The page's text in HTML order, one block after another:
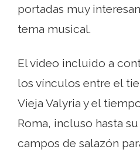
portadas muy
tema musical.
El video incluido a
los vínculos entre el
Vieja Valyria y el
Roma, incluso hasta
campos de salazón